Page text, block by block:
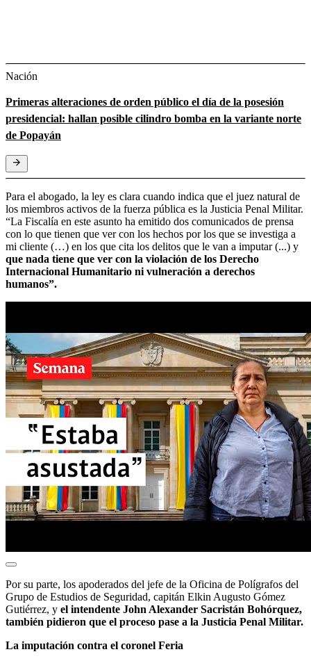
Nación
Primeras alteraciones de orden público el día de la posesión
presidencial: hallan posible cilindro bomba en la variante norte
de Popayán
Para el abogado, la ley es clara cuando indica que el juez natural de
los miembros activos de la fuerza pública es la Justicia Penal Militar.
“La Fiscalía en este asunto ha emitido dos comunicados de prensa
con lo que tienen que ver con los hechos por los que se investiga a
mi cliente (…) en los que cita los delitos que le van a imputar (...) y
que nada tiene que ver con la violación de los Derecho
Internacional Humanitario ni vulneración a derechos
humanos”.
Por su parte, los apoderados del jefe de la Oficina de Polígrafos del
Grupo de Estudios de Seguridad, capitán Elkin Augusto Gómez
Gutiérrez, y el intendente John Alexander Sacristán Bohórquez,
también pidieron que el proceso pase a la Justicia Penal Militar.
La imputación contra el coronel Feria